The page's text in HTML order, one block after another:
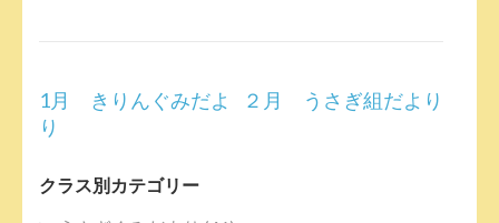
投
稿
ビ
ゲ
1月 きりんぐみだよ
り
２月 うさぎ組だより
クラス別カテゴリー